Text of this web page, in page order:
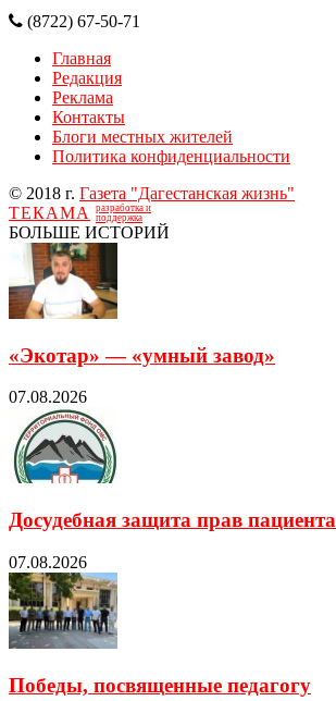
(8722) 67-50-71
Главная
Редакция
Реклама
Контакты
Блоги местных жителей
Политика конфиденциальности
© 2018 г. Газета "Дагестанская жизнь"
ТЕКАМА
разработка и
поддержка
БОЛЬШЕ ИСТОРИЙ
«Экотар» — «умный завод»
07.08.2026
Досудебная защита прав пациента
07.08.2026
Победы, посвященные педагогу